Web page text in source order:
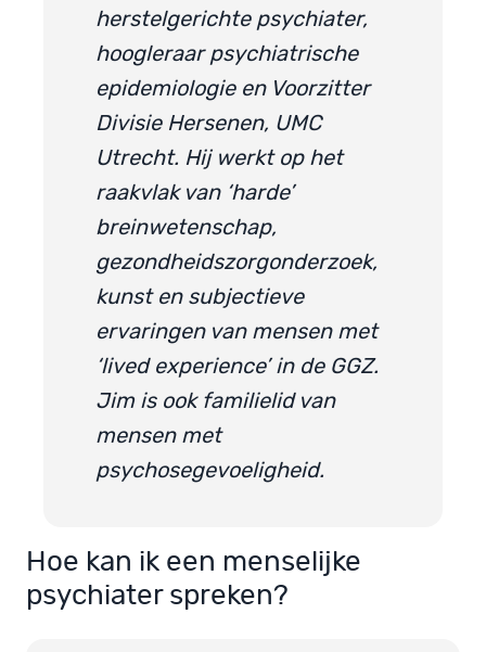
herstelgerichte psychiater,
hoogleraar psychiatrische
epidemiologie en Voorzitter
Divisie Hersenen, UMC
Utrecht. Hij werkt op het
raakvlak van ‘harde’
breinwetenschap,
gezondheidszorgonderzoek,
kunst en subjectieve
ervaringen van mensen met
‘lived experience’ in de GGZ.
Jim is ook familielid van
mensen met
psychosegevoeligheid.
Hoe kan ik een menselijke
psychiater spreken?